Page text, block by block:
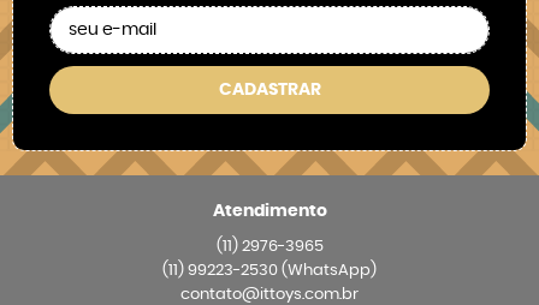
CADASTRAR
Atendimento
(11)2976-3965
(11) 99223-2530 (WhatsApp)
contato@ittoys.com.br